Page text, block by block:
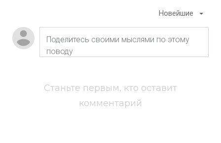
Новейшие
Станьте первым, кто оставит
комментарий